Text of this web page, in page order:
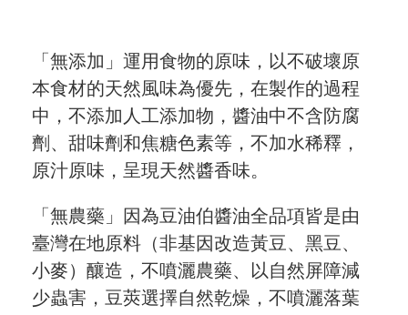
合作與廣告
媒體推薦與報導
隱私保護
資訊安全
服務條款
「無添加」運用食物的原味，以不破壞原
本食材的天然風味為優先，在製作的過程
中，不添加人工添加物，醬油中不含防腐
劑、甜味劑和焦糖色素等，不加水稀釋，
原汁原味，呈現天然醬香味。
「無農藥」因為豆油伯醬油全品項皆是由
臺灣在地原料（非基因改造黃豆、黑豆、
小麥）釀造，不噴灑農藥、以自然屏障減
少蟲害，豆莢選擇自然乾燥，不噴灑落葉